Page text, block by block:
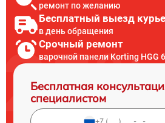
ремонт по желанию
Бесплатный выезд
в день обращения
Срочный ремонт
варочной панели Korting HGG
Бесплатная
специалистом